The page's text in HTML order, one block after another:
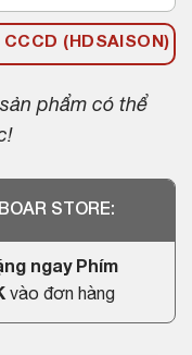
(HDSAISON)
phẩm có thể
STORE:
ngay Phím
vào đơn hàng